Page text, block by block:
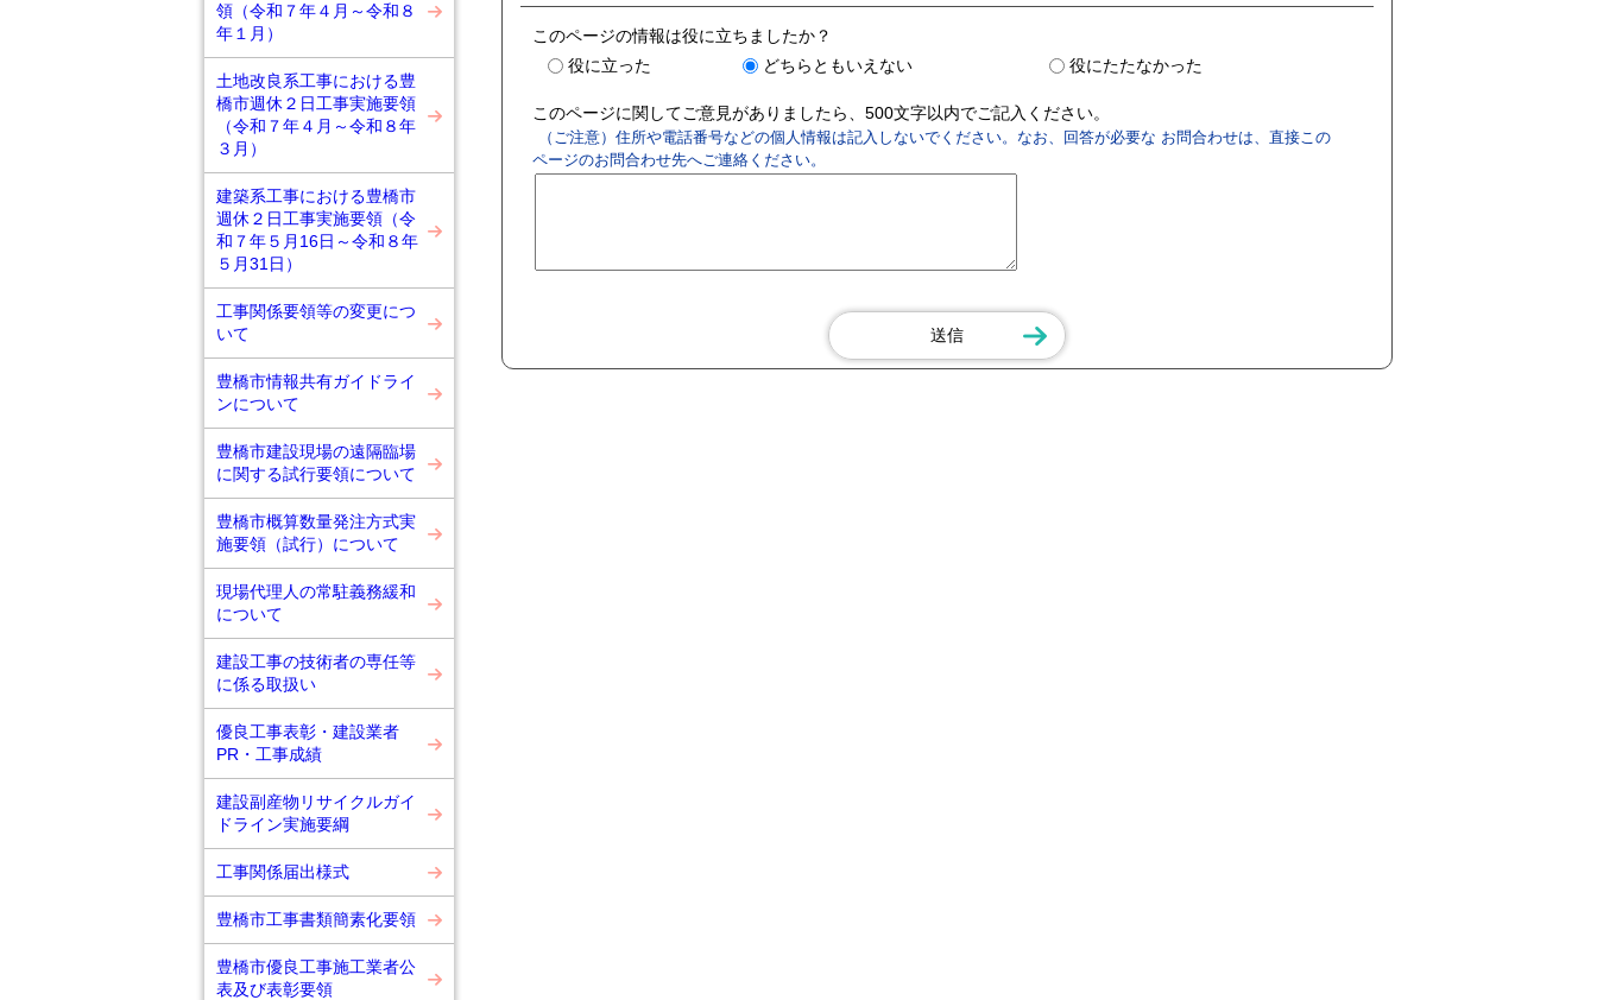
領（令和７年４月～令和８
年１月）
土地改良系工事における豊
橋市週休２日工事実施要領
（令和７年４月～令和８年
３月）
建築系工事における豊橋市
週休２日工事実施要領（令
和７年５月16日～令和８年
５月31日）
工事関係要領等の変更につ
いて
豊橋市情報共有ガイドライ
ンについて
豊橋市建設現場の遠隔臨場
に関する試行要領について
豊橋市概算数量発注方式実
施要領（試行）について
現場代理人の常駐義務緩和
について
建設工事の技術者の専任等
に係る取扱い
優良工事表彰・建設業者
PR・工事成績
建設副産物リサイクルガイ
ドライン実施要綱
工事関係届出様式
豊橋市工事書類簡素化要領
豊橋市優良工事施工業者公
表及び表彰要領
このページの情報は役に立ちましたか？
役に立った
どちらともいえない 役にたたなかった
このページに関してご意見がありましたら、500文字以内でご記入ください。
（ご注意）住所や電話番号などの個人情報は記入しないでください。なお、回答が必要な お問合わせは、直接この
ページのお問合わせ先へご連絡ください。